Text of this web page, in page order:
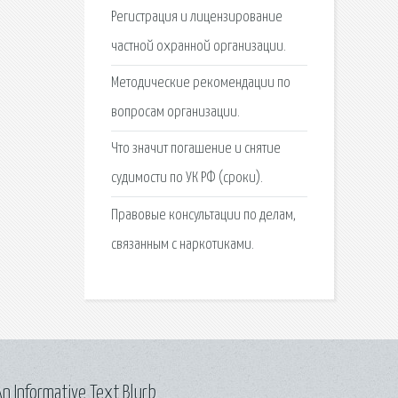
Регистрация и лицензирование
частной охранной организации.
Методические рекомендации по
вопросам организации.
Что значит погашение и снятие
судимости по УК РФ (сроки).
Правовые консультации по делам,
связанным с наркотиками.
Informative Text Blurb